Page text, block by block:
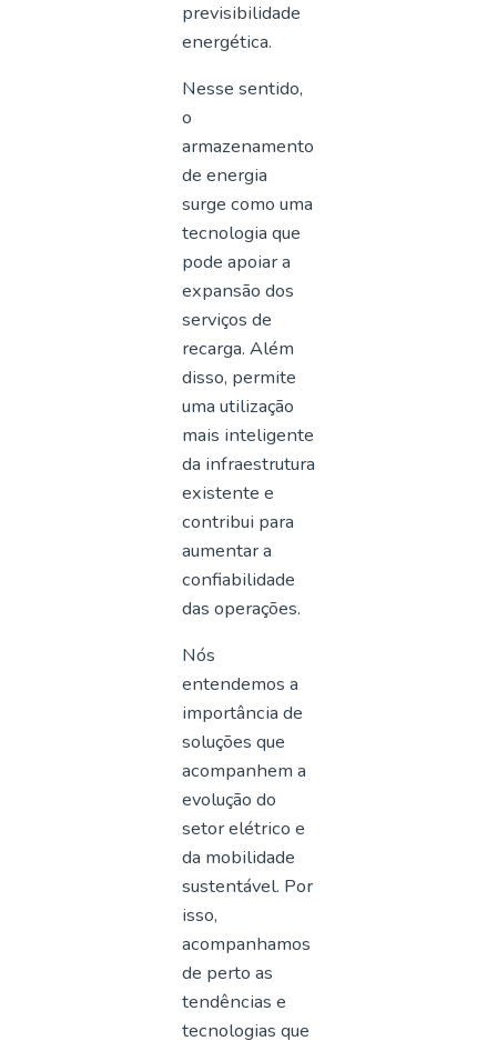
previsibilidade
energética.
Nesse sentido,
o
armazenamento
de energia
surge como uma
tecnologia que
pode apoiar a
expansão dos
serviços de
recarga. Além
disso, permite
uma utilização
mais inteligente
da infraestrutura
existente e
contribui para
aumentar a
confiabilidade
das operações.
Nós
entendemos a
importância de
soluções que
acompanhem a
evolução do
setor elétrico e
da mobilidade
sustentável. Por
isso,
acompanhamos
de perto as
tendências e
tecnologias que